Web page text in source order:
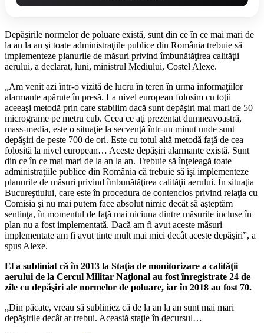
Depăşirile normelor de poluare există, sunt din ce în ce mai mari de
la an la an şi toate administraţiile publice din România trebuie să
implementeze planurile de măsuri privind îmbunătăţirea calităţii
aerului, a declarat, luni, ministrul Mediului, Costel Alexe.
„Am venit azi într-o vizită de lucru în teren în urma informaţiilor
alarmante apărute în presă. La nivel european folosim cu toţii
aceeaşi metodă prin care stabilim dacă sunt depăşiri mai mari de 50
micrograme pe metru cub. Ceea ce aţi prezentat dumneavoastră,
mass-media, este o situaţie la secvenţă într-un minut unde sunt
depăşiri de peste 700 de ori. Este cu totul altă metodă faţă de cea
folosită la nivel european… Aceste depăşiri alarmante există. Sunt
din ce în ce mai mari de la an la an. Trebuie să înţeleagă toate
administraţiile publice din România că trebuie să îşi implementeze
planurile de măsuri privind îmbunătăţirea calităţii aerului. În situaţia
Bucureştiului, care este în procedura de contencios privind relaţia cu
Comisia şi nu mai putem face absolut nimic decât să aşteptăm
sentinţa, în momentul de faţă mai niciuna dintre măsurile incluse în
plan nu a fost implementată. Dacă am fi avut aceste măsuri
implementate am fi avut ţinte mult mai mici decât aceste depăşiri”, a
spus Alexe.
El a subliniat că în 2013 la Staţia de monitorizare a calităţii
aerului de la Cercul Militar Naţional au fost înregistrate 24 de
zile cu depăşiri ale normelor de poluare, iar în 2018 au fost 70.
„Din păcate, vreau să subliniez că de la an la an sunt mai mari
depăşirile decât ar trebui. Această staţie în decursul…